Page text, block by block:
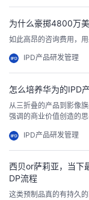
为什么豪掷4800万
如此高昂的咨询费用，
IPD产品研发管理
怎么培养华为的IPD
从三折叠的产品到影像
强调的商业价值创造的思
IPD产品研发管理
西贝or萨莉亚，当
DP流程
这类预制品真的有持久